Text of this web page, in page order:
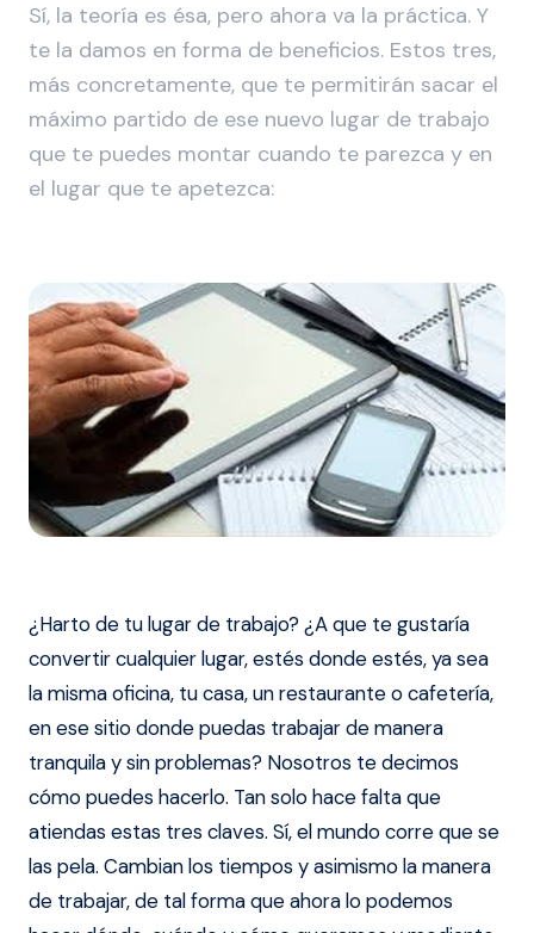
Sí, la teoría es ésa, pero ahora va la práctica. Y
te la damos en forma de beneficios. Estos tres,
más concretamente, que te permitirán sacar el
máximo partido de ese nuevo lugar de trabajo
que te puedes montar cuando te parezca y en
el lugar que te apetezca:
¿Harto de tu lugar de trabajo? ¿A que te gustaría
convertir cualquier lugar, estés donde estés, ya sea
la misma oficina, tu casa, un restaurante o cafetería,
en ese sitio donde puedas trabajar de manera
tranquila y sin problemas? Nosotros te decimos
cómo puedes hacerlo. Tan solo hace falta que
atiendas estas tres claves. Sí, el mundo corre que se
las pela. Cambian los tiempos y asimismo la manera
de trabajar, de tal forma que ahora lo podemos